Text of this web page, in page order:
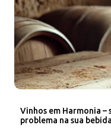
Vinhos em Harmonia
problema na sua bebida